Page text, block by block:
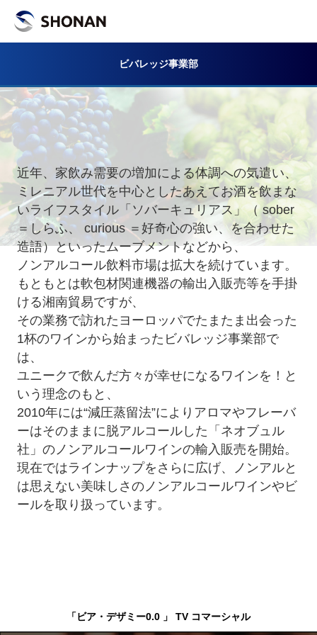
ビバレッジ事業部
近年、家飲み需要の増加による体調への気遣い、
ミレニアル世代を中心としたあえてお酒を飲まな
いライフスタイル「ソバーキュリアス」（ sober
＝しらふ、 curious ＝好奇心の強い、を合わせた
造語）といったムーブメントなどから、
ノンアルコール飲料市場は拡大を続けています。
もともとは軟包材関連機器の輸出入販売等を手掛
ける湘南貿易ですが、
その業務で訪れたヨーロッパでたまたま出会った
1杯のワインから始まったビバレッジ事業部で
は、
ユニークで飲んだ方々が幸せになるワインを！と
いう理念のもと、
2010年には“減圧蒸留法”によりアロマやフレーバ
ーはそのままに脱アルコールした「ネオブュル
社」のノンアルコールワインの輸入販売を開始。
現在ではラインナップをさらに広げ、ノンアルと
は思えない美味しさのノンアルコールワインやビ
ールを取り扱っています。
「ビア・デザミー0.0 」 TV コマーシャル